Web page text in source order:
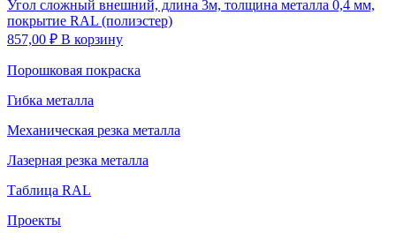
Угол сложный внешний, длина 3м, толщина металла 0,4 мм,
покрытие RAL (полиэстер)
857,00 ₽ В корзину
Порошковая покраска
Гибка металла
Механическая резка металла
Лазерная резка металла
Таблица RAL
Проекты